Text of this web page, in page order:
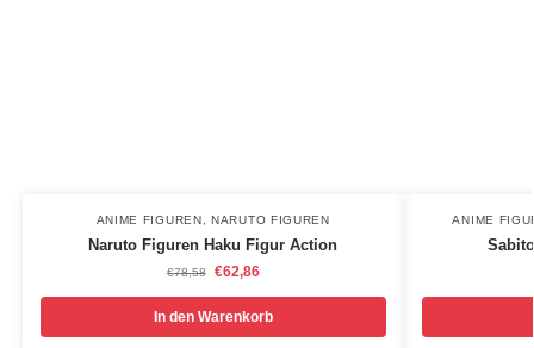
ANIME FIGUREN , NARUTO FIGUREN
Naruto Figuren Haku Figur Action
€78,58 €62,86
In den Warenkorb
ANIME